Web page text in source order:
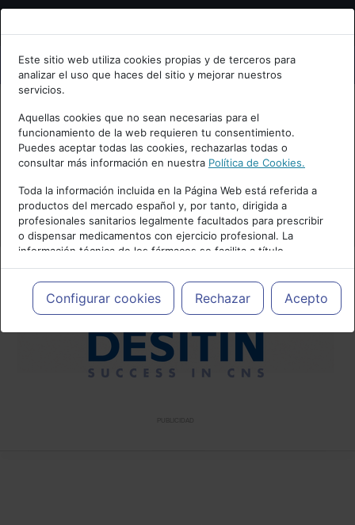
Bienvenid@ a psiquiatria.com
Escribe tu Email
Accede o regístrate con tu email.
Cancelar
Este sitio web utiliza cookies propias y de terceros para
analizar el uso que haces del sitio y mejorar nuestros
servicios.
Aquellas cookies que no sean necesarias para el
funcionamiento de la web requieren tu consentimiento.
Puedes aceptar todas las cookies, rechazarlas todas o
consultar más información en nuestra Política de Cookies.
Toda la información incluida en la Página Web está referida a
productos del mercado español y, por tanto, dirigida a
profesionales sanitarios legalmente facultados para prescribir
o dispensar medicamentos con ejercicio profesional. La
información técnica de los fármacos se facilita a título
meramente informativo, siendo responsabilidad de los
profesionales facultados prescribir medicamentos y decidir, en
cada caso concreto, el tratamiento más adecuado a las
necesidades del paciente.
Configurar cookies Rechazar Acepto